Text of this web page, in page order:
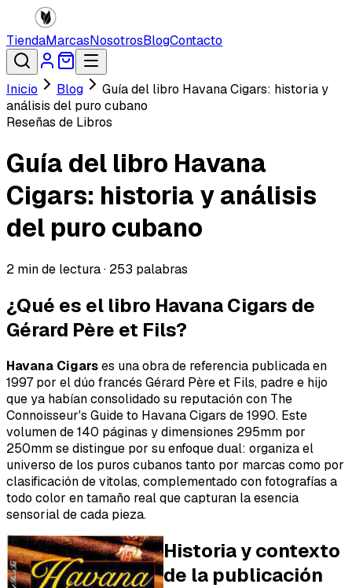
TiendaMarcasNosotrosBlogContacto
Inicio Blog
Guía del libro Havana Cigars: historia y
análisis del puro cubano
Reseñas de Libros
Guía del libro Havana
Cigars: historia y análisis
del puro cubano
2 min de lectura · 253 palabras
¿Qué es el libro Havana Cigars de
Gérard Père et Fils?
Havana Cigarses una obra de referencia publicada en
1997 por el dúo francés Gérard Père et Fils, padre e hijo
que ya habían consolidado su reputación con The
Connoisseur's Guide to Havana Cigars de 1990. Este
volumen de 140 páginas y dimensiones 295mm por
250mm se distingue por su enfoque dual: organiza el
universo de los puros cubanos tanto por marcas como por
clasificación de vitolas, complementado con fotografías a
todo color en tamaño real que capturan la esencia
sensorial de cada pieza.
Historia y contexto
de la publicación